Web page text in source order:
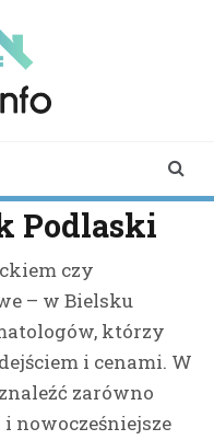
i
Podlaski
czy
– w Bielsku
którzy
i cenami. W
zarówno
nowocześniejsze